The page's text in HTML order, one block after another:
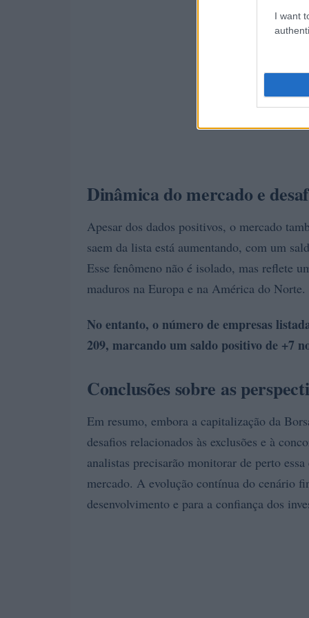
I want
Dinâmica do mercado e
Apesar dos dados positivos, o mercado
saem da lista está aumentando, com um
Esse fenômeno não é isolado, mas reflete
maduros na Europa e na América do Norte.
No entanto, o número de empresas
209, marcando um saldo positivo de +7
Conclusões sobre as
Em resumo, embora a capitalização da
desafios relacionados às exclusões e à
analistas precisarão monitorar de perto
mercado. A evolução contínua do cenário
desenvolvimento e para a confiança dos